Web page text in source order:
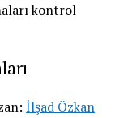
kontrol
İlşad Özkan